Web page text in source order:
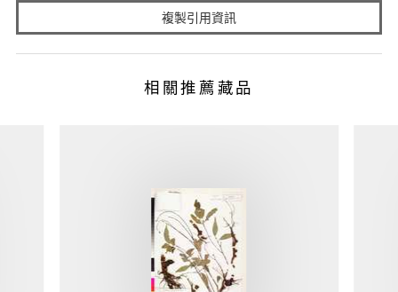
複製引用資訊
相關推薦藏品